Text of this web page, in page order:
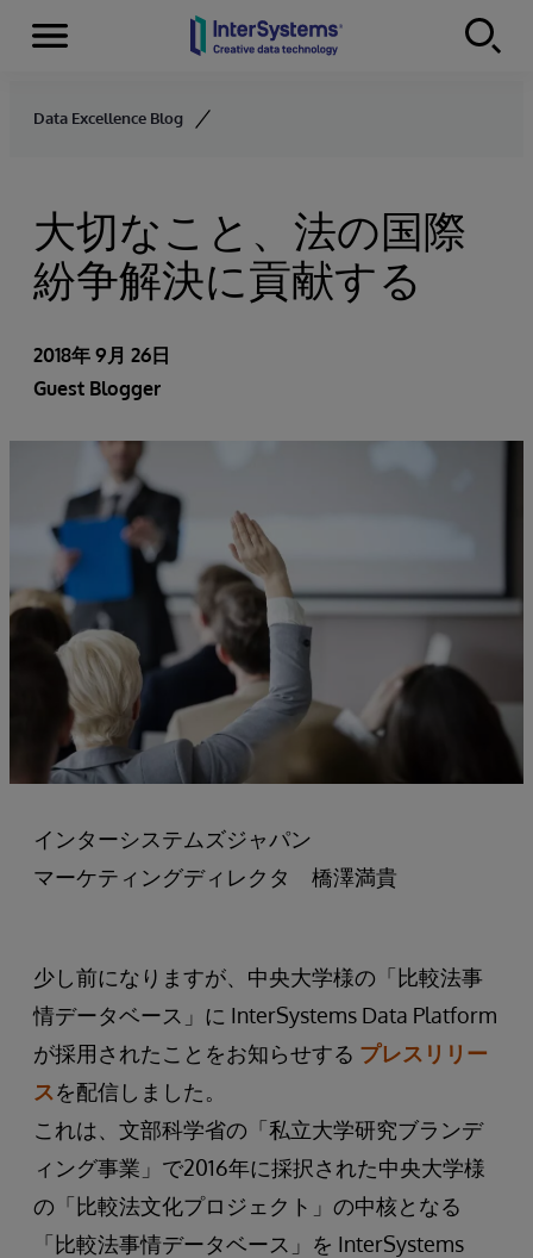
Skip to content
Menu
Data Excellence Blog
大切なこと、法の国際
紛争解決に貢献する
2018年 9月 26日
Guest Blogger
インターシステムズジャパン
マーケティングディレクタ 橋澤満貴
少し前になりますが、中央大学様の「比較法事
情データベース」に InterSystems Data Platform
が採用されたことをお知らせする プレスリリー
スを配信しました。
これは、文部科学省の「私立大学研究ブランデ
ィング事業」で2016年に採択された中央大学様
の「比較法文化プロジェクト」の中核となる
「比較法事情データベース」を InterSystems